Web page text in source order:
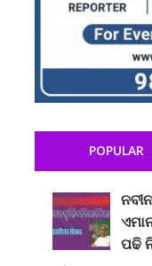
POPULAR
ପଢି